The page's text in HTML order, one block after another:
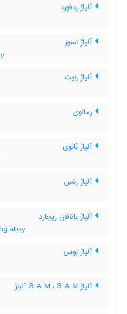
آلیاژ ردفورد
آلیاژ نسوز
آلیاژ رایت
رمالوی
آلیاژ ثانوی
آلیاژ رتس
آلیاژ یاتاقان ریچارد
alloy
آلیاژ روس
آلیاژ S A M ، S A M آلیاژ